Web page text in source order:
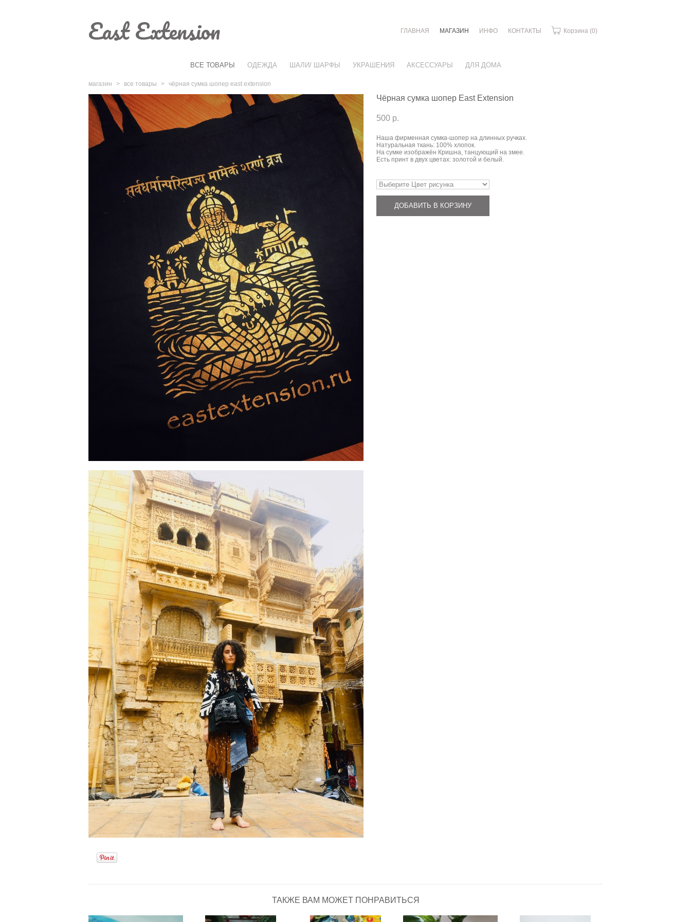
East Extension ГЛАВНАЯ МАГАЗИН ИНФО КОНТАКТЫ Корзина (0)
ВСЕ ТОВАРЫ ОДЕЖДА ШАЛИ/ ШАРФЫ УКРАШЕНИЯ АКСЕССУАРЫ ДЛЯ ДОМА
магазин > все товары > чёрная сумка шопер east extension
Чёрная сумка шопер East Extension
500 p.
Наша фирменная сумка-шопер на длинных ручках.
Натуральная ткань: 100% хлопок.
На сумке изображён Кришна, танцующий на змее.
Есть принт в двух цветах: золотой и белый.
ДОБАВИТЬ В КОРЗИНУ
ТАКЖЕ ВАМ МОЖЕТ ПОНРАВИТЬСЯ